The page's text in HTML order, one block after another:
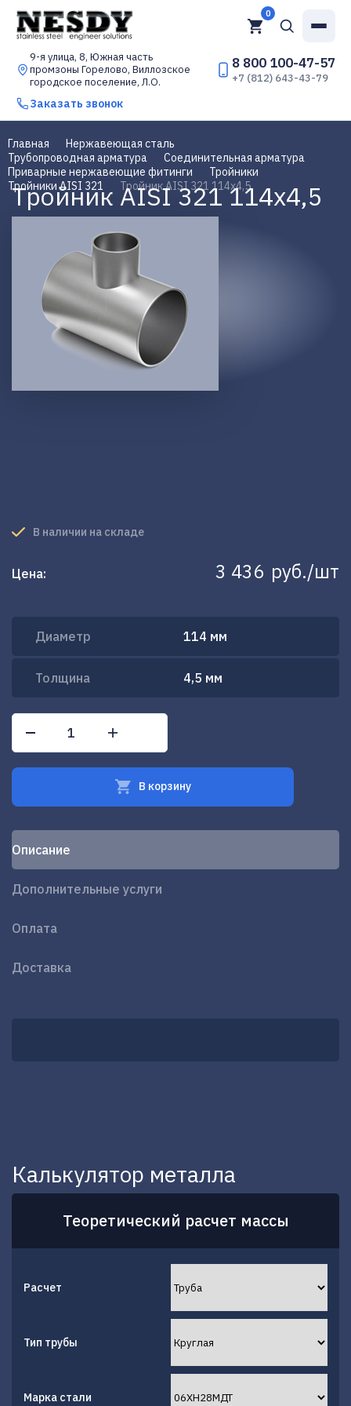
9-я улица, 8, Южная часть
промзоны Горелово, Виллозское
городское поселение, Л.О.
8 800 100-47-57
+7 (812) 643-43-79
Заказать звонок
0
Главная
Нержавеющая сталь
Трубопроводная арматура
Соединительная арматура
Приварные нержавеющие фитинги
Тройники
Тройники AISI 321
Тройник AISI 321 114х4,5
Тройник AISI 321 114х4,5
В наличии на складе
Цена: 3 436 руб./шт
Диаметр 114 мм
Толщина 4,5 мм
В корзину
Oписание
Дополнительные услуги
Оплата
Доставка
Калькулятор металла
Теоретический расчет массы
Расчет
Тип трубы
Марка стали